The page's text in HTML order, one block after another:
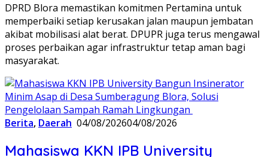
DPRD Blora memastikan komitmen Pertamina untuk
memperbaiki setiap kerusakan jalan maupun jembatan
akibat mobilisasi alat berat. DPUPR juga terus mengawal
proses perbaikan agar infrastruktur tetap aman bagi
masyarakat.
Berita, Daerah 04/08/202604/08/2026
Mahasiswa KKN IPB University